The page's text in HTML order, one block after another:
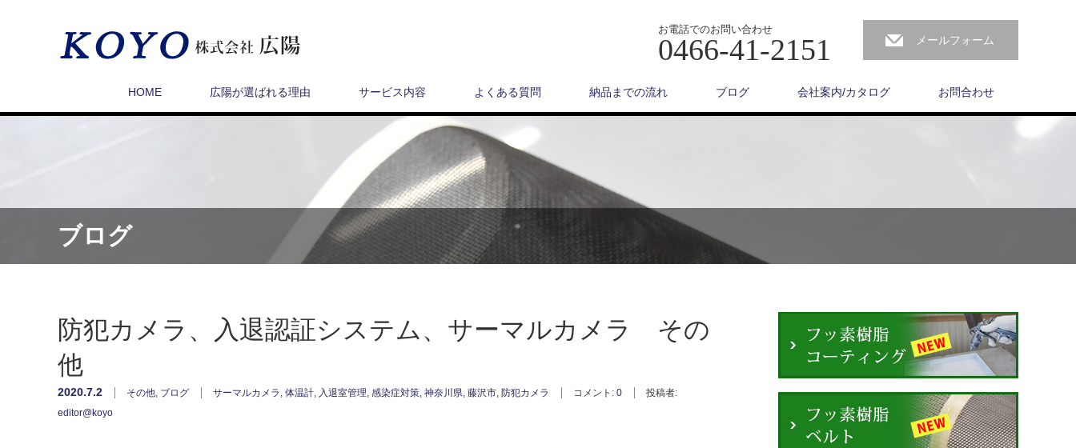
お電話でのお問い合わせ
0466-41-2151 メールフォーム
HOME 広陽が選ばれる理由 サービス内容 よくある質問 納品までの流れ ブログ 会社案内/カタログ お問合わせ
ブログ
防犯カメラ、入退認証システム、サーマルカメラ その
他
2020.7.2 その他, ブログ サーマルカメラ , 体温計, 入退室管理, 感染症対策, 神奈川県, 藤沢市, 防犯カメラ コメント: 0
投稿者:
editor@koyo